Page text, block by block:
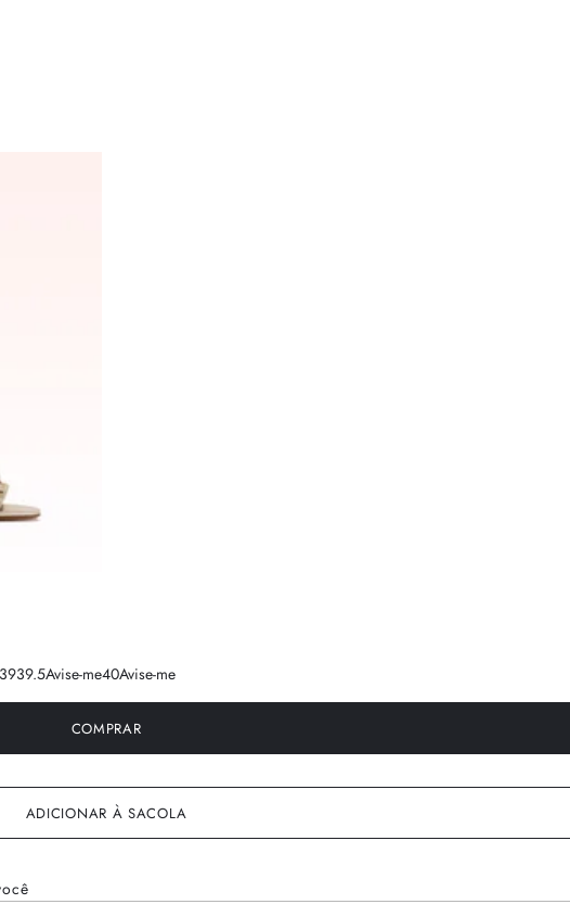
3939.5Avise-me40Avise-me
COMPRAR
ADICIONAR À SACOLA